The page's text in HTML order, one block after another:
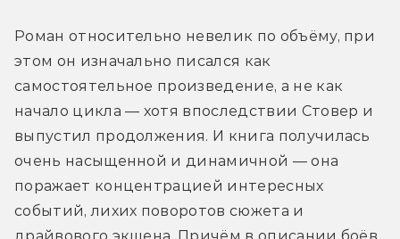
Роман относительно невелик по объёму, при
этом он изначально писался как
самостоятельное произведение, а не как
начало цикла — хотя впоследствии Стовер и
выпустил продолжения. И книга получилась
очень насыщенной и динамичной — она
поражает концентрацией интересных
событий, лихих поворотов сюжета и